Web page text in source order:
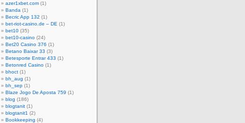
azer1xbet.com (1)
Banda (1)
Becric App 132 (1)
bet-riot-casino.de – DE (1)
bet10 (35)
bet10-casino (24)
Bet20 Casino 376 (1)
Betano Baixar 33 (3)
Betesporte Entrar 433 (1)
Betonred Casino (1)
bhoct (1)
bh_aug (1)
bh_sep (1)
Blaze Jogo De Aposta 759 (1)
blog (186)
blogtanit (1)
blogtanit1 (2)
Bookkeeping (4)